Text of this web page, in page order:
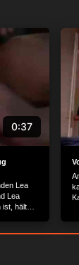
0:37
Lea
Lea
ist, hält